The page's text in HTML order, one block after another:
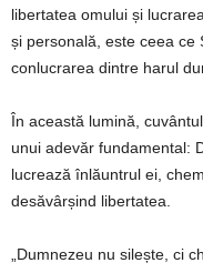
libertatea omului și
și personală, este ceea ce
conlucrarea dintre harul
În această lumină,
unui adevăr fundamental:
lucrează înlăuntrul ei,
desăvârșind libertatea.
„Dumnezeu nu silește, ci